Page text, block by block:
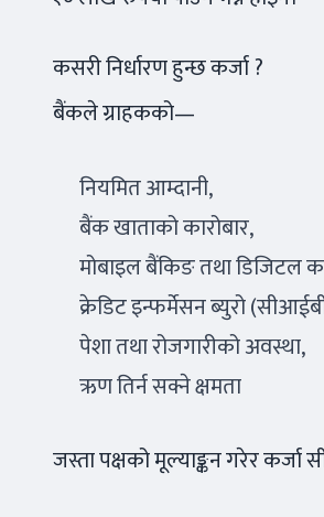
कसरी निर्धारण हुन्छ कर्जा ?
बैंकले ग्राहकको—
नियमित आम्दानी,
बैंक खाताको कारोबार,
मोबाइल बैंकिङ तथा डिजिटल
क्रेडिट इन्फर्मेसन ब्युरो
पेशा तथा रोजगारीको अवस्था,
ऋण तिर्न सक्ने क्षमता
जस्ता पक्षको मूल्याङ्कन गरेर कर्जा